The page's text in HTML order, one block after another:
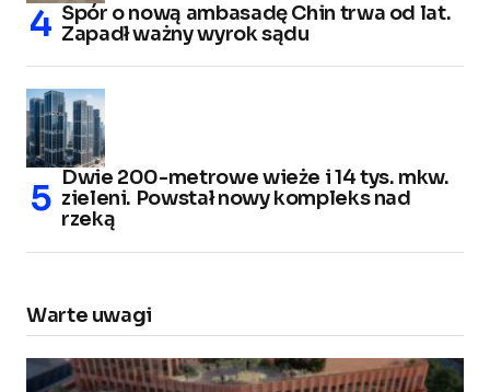
Spór o nową ambasadę Chin trwa od lat.
Zapadł ważny wyrok sądu
Dwie 200-metrowe wieże i 14 tys. mkw.
zieleni. Powstał nowy kompleks nad
rzeką
Warte uwagi